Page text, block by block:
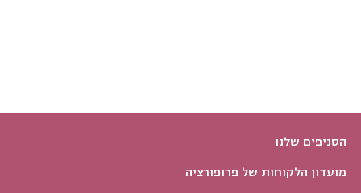
הסניפים שלנו
מועדון הלקוחות של פרופורציה